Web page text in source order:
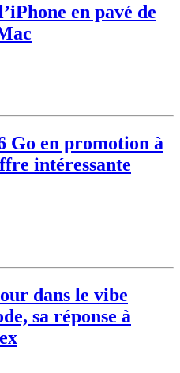
en pavé de
Go en promotion à
intéressante
dans le vibe
sa réponse à